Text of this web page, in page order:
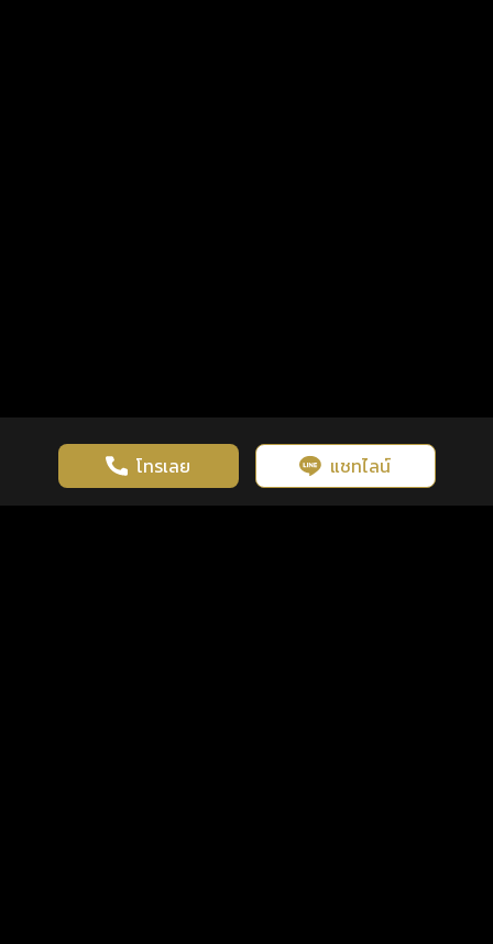
โทรเลย แชทไลน์
เว็บไซต์นี้มีการใช้งานคุกกี้ เพื่อเพิ่มประสิทธิภาพและประสบการณ์ที่ดี
ในการใช้งานเว็บไซต์ นโยบายความเป็นส่วนตัว
รู้ก่อน พร้อมกว่า ทุกจังหวะชีวิต คลิกดูดวงฟรี